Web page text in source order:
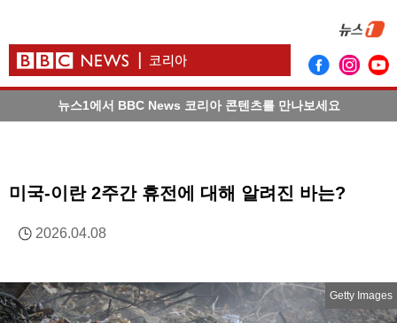
뉴스1에서 BBC News 코리아 콘텐츠를 만나보세요
미국-이란 2주간 휴전에 대해 알려진 바는?
2026.04.08
Getty Images